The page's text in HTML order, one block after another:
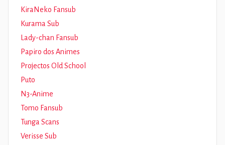
KiraNeko Fansub
Kurama Sub
Lady-chan Fansub
Papiro dos Animes
Projectos Old School
Puto
N3-Anime
Tomo Fansub
Tunga Scans
Verisse Sub